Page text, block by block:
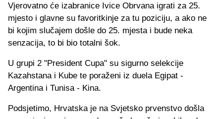
Vjerovatno će izabranice Ivice Obrvana igrati za 25.
mjesto i glavne su favoritkinje za tu poziciju, a ako ne
bi kojim slučajem došle do 25. mjesta i bude neka
senzacija, to bi bio totalni šok.
U grupi 2 "President Cupa" su sigurno selekcije
Kazahstana i Kube te poraženi iz duela Egipat -
Argentina i Tunisa - Kina.
Podsjetimo, Hrvatska je na Svjetsko prvenstvo došla